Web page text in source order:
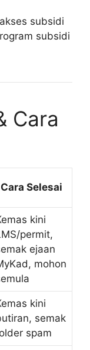
subsidi
subsidi
Cara
Cara Selesai
kini
permit,
ejaan
mohon
kini
semak
spam